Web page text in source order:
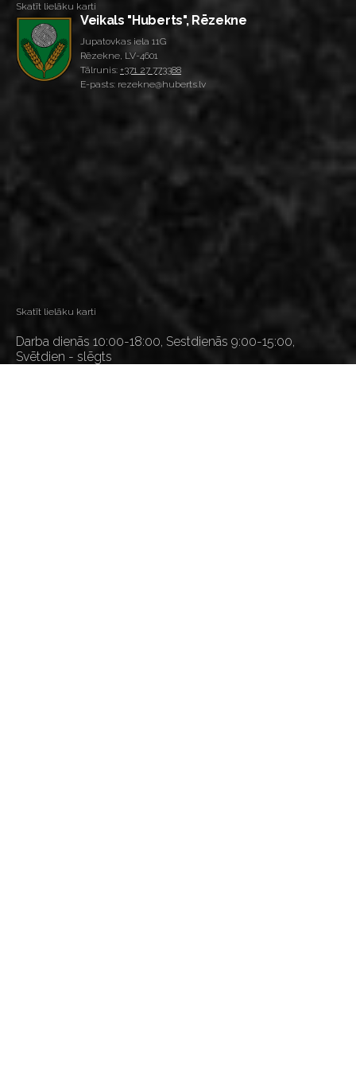
Skatīt lielāku karti
Veikals "Huberts", Rēzekne
Jupatovkas iela 11G
Rēzekne, LV-4601
Tālrunis: +371 27 773388
E-pasts: rezekne@huberts.lv
Skatīt lielāku karti
Darba dienās 10:00-18:00, Sestdienās 9:00-15:00,
Svētdien - slēgts